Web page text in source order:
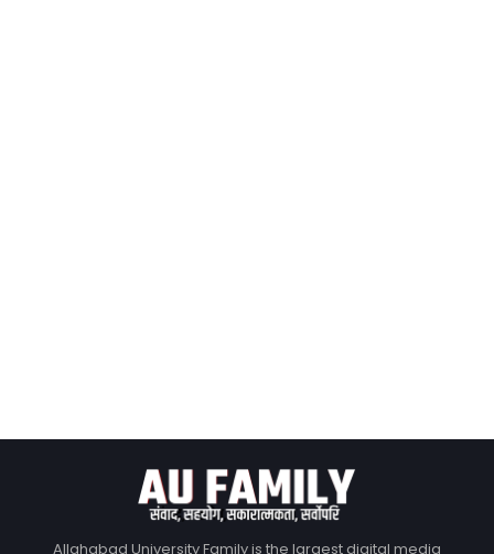
Allahabad University Family is the largest digital media